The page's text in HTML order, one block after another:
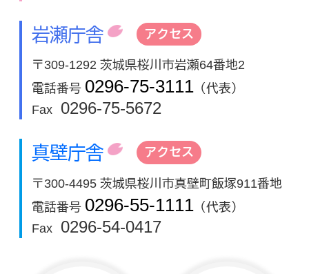
岩瀬庁舎 アクセス
〒309-1292 茨城県桜川市岩瀬64番地2
電話番号 0296-75-3111 （代表）
Fax
0296-75-5672
真壁庁舎 アクセス
〒300-4495 茨城県桜川市真壁町飯塚911番地
電話番号 0296-55-1111 （代表）
Fax
0296-54-0417